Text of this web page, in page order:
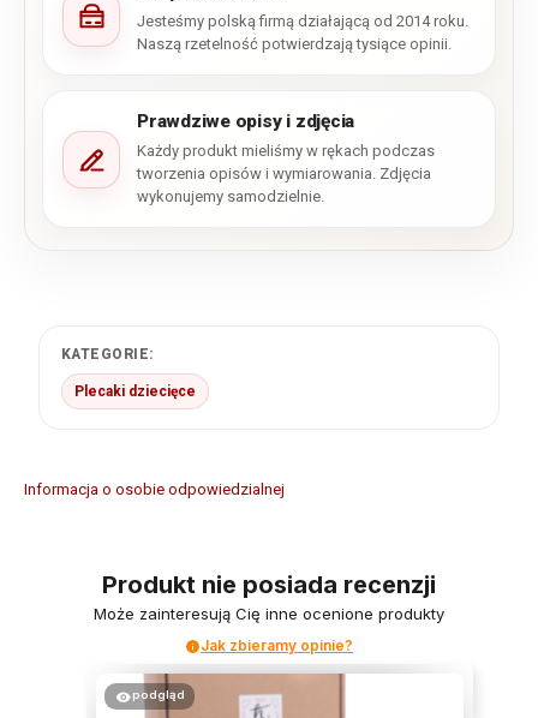
Jesteśmy polską firmą działającą od 2014 roku.
Naszą rzetelność potwierdzają tysiące opinii.
Prawdziwe opisy i zdjęcia
Każdy produkt mieliśmy w rękach podczas
tworzenia opisów i wymiarowania. Zdjęcia
wykonujemy samodzielnie.
KATEGORIE:
Plecaki dziecięce
Informacja o osobie odpowiedzialnej
Produkt nie posiada recenzji
Może zainteresują Cię inne ocenione produkty
Jak zbieramy opinie?
podgląd